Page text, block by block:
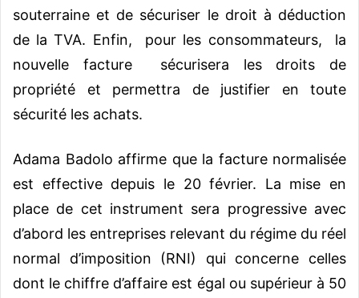
souterraine et de sécuriser le droit à déduction
de la TVA. Enfin, pour les consommateurs, la
nouvelle facture sécurisera les droits de
propriété et permettra de justifier en toute
sécurité les achats.
Adama Badolo affirme que la facture normalisée
est effective depuis le 20 février. La mise en
place de cet instrument sera progressive avec
d’abord les entreprises relevant du régime du réel
normal d’imposition (RNI) qui concerne celles
dont le chiffre d’affaire est égal ou supérieur à 50